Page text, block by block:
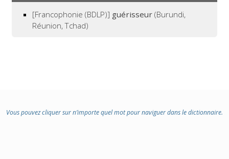
[Francophonie (BDLP)] guérisseur (Burundi,
Réunion, Tchad)
Vous pouvez cliquer sur n’importe quel mot pour naviguer dans le dictionnaire.